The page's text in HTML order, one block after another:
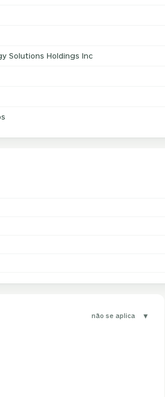
Solutions Holdings Inc
não se aplica ▾